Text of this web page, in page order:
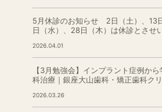
5月休診のお知らせ 2日（土）、13
日（水）、28日（木）は休診とさせ
2026.04.01
【3月勉強会】インプラント症例か
科治療｜銀座大山歯科・矯正歯科ク
2026.03.26